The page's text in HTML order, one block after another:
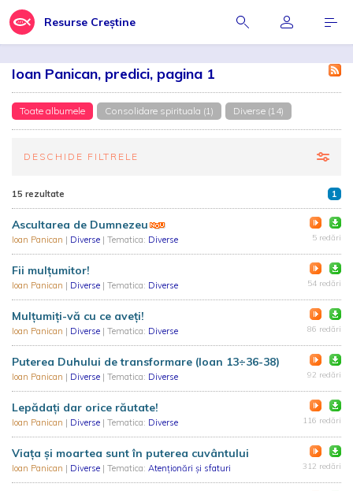
Resurse Creștine
Ioan Panican, predici, pagina 1
Toate albumele Consolidare spirituala (1) Diverse (14)
DESCHIDE FILTRELE
15 rezultate 1
Ascultarea de Dumnezeu
Ioan Panican | Diverse | Tematica: Diverse 5 redări
Fii mulțumitor!
Ioan Panican | Diverse | Tematica: Diverse 54 redări
Mulțumiți-vă cu ce aveți!
Ioan Panican | Diverse | Tematica: Diverse 86 redări
Puterea Duhului de transformare (Ioan 13÷36-38)
Ioan Panican | Diverse | Tematica: Diverse 92 redări
Lepădați dar orice răutate!
Ioan Panican | Diverse | Tematica: Diverse 116 redări
Viața şi moartea sunt în puterea cuvântului
Ioan Panican | Diverse | Tematica: Atenționări și sfaturi 312 redări